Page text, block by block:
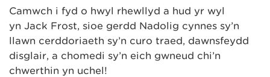
Camwch i fyd o hwyl rhewllyd a hud yr ŵyl
yn Jack Frost, sioe gerdd Nadolig cynnes sy’n
llawn cerddoriaeth sy’n curo traed, dawnsfeydd
disglair, a chomedi sy’n eich gwneud chi’n
chwerthin yn uchel!